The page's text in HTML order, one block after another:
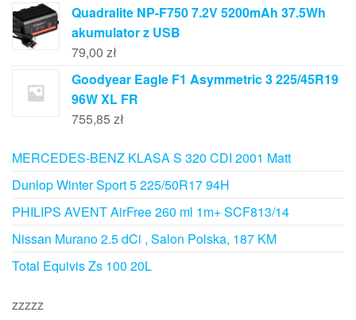
Quadralite NP-F750 7.2V 5200mAh 37.5Wh
akumulator z USB
79,00 zł
Goodyear Eagle F1 Asymmetric 3 225/45R19
96W XL FR
755,85 zł
MERCEDES-BENZ KLASA S 320 CDI 2001 Matt
Dunlop Winter Sport 5 225/50R17 94H
PHILIPS AVENT AirFree 260 ml 1m+ SCF813/14
Nissan Murano 2.5 dCi , Salon Polska, 187 KM
Total Equivis Zs 100 20L
zzzzz